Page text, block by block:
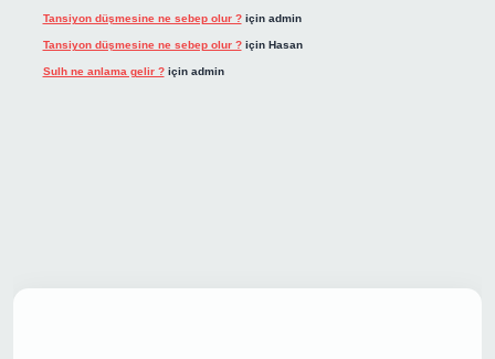
Tansiyon düşmesine ne sebep olur ?için admin
Tansiyon düşmesine ne sebep olur ?için Hasan
Sulh ne anlama gelir ?için admin